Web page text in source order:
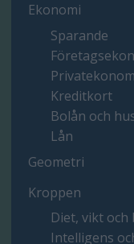
Ekonomi
Sparande
Kreditkort
Bolån och
Lån
Geometri
Kroppen
Diet, vikt
Intelligens